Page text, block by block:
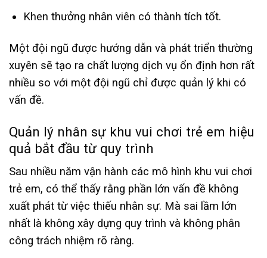
Khen thưởng nhân viên có thành tích tốt.
Một đội ngũ được hướng dẫn và phát triển thường
xuyên sẽ tạo ra chất lượng dịch vụ ổn định hơn rất
nhiều so với một đội ngũ chỉ được quản lý khi có
vấn đề.
Quản lý nhân sự khu vui chơi trẻ em hiệu
quả bắt đầu từ quy trình
Sau nhiều năm vận hành các mô hình khu vui chơi
trẻ em, có thể thấy rằng phần lớn vấn đề không
xuất phát từ việc thiếu nhân sự. Mà sai lầm lớn
nhất là không xây dựng quy trình và không phân
công trách nhiệm rõ ràng.